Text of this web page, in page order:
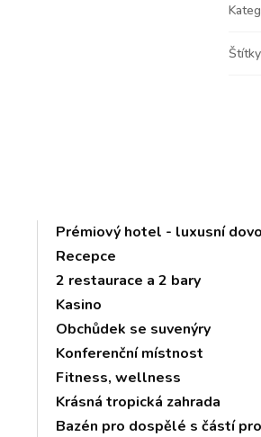
Prémiový hotel - luxusní
Recepce
2 restaurace a 2 bary
Kasino
Obchůdek se suvenýry
Konferenční místnost
Fitness, wellness
Krásná tropická zahrada
Bazén pro dospělé s částí